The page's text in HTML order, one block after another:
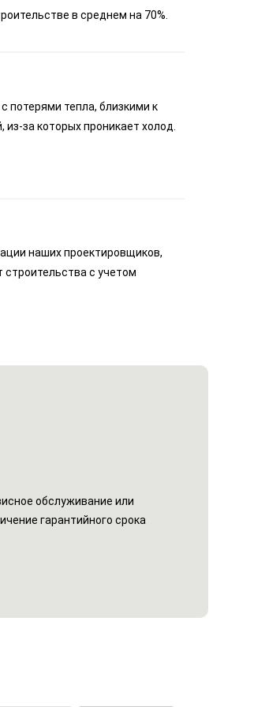
в среднем на 70%.
потерями тепла, близкими к
за которых проникает холод.
наших проектировщиков,
строительства с учетом
обслуживание или
гарантийного срока